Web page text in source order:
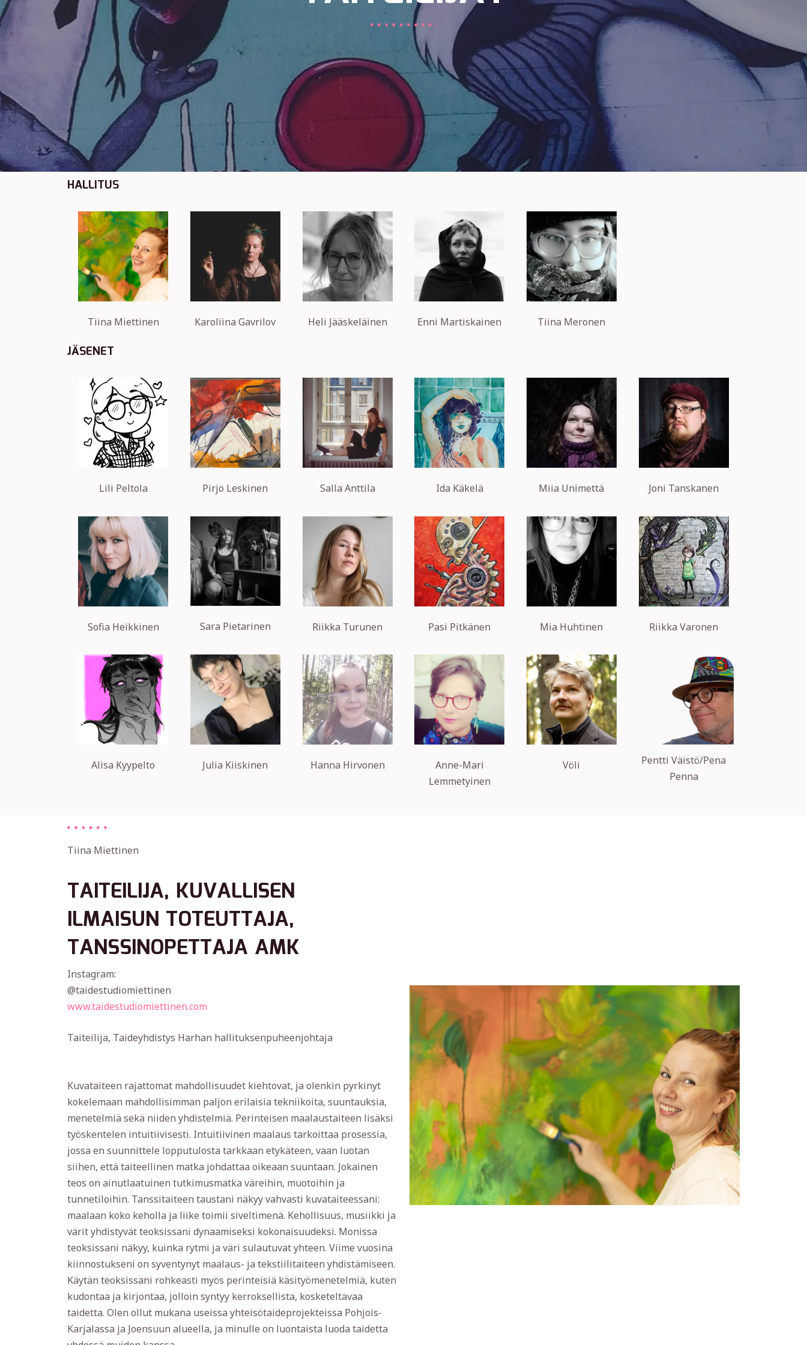
HALLITUS
Tiina Miettinen Karoliina Gavrilov Heli Jääskeläinen Enni Martiskainen Tiina Meronen
JÄSENET
Lili Peltola Pirjo Leskinen Salla Anttila Ida Käkelä Miia Unimettä Joni Tanskanen
Sofia Heikkinen Sara Pietarinen Riikka Turunen Pasi Pitkänen Mia Huhtinen Riikka Varonen
Alisa Kyypelto Julia Kiiskinen Hanna Hirvonen
Anne-Mari
Lemmetyinen
Völi
Pentti Väistö/Pena
Penna
Tiina Miettinen
TAITEILIJA, KUVALLISEN
ILMAISUN TOTEUTTAJA,
TANSSINOPETTAJA AMK
Instagram:
@taidestudiomiettinen
www.taidestudiomiettinen.com
Taiteilija, Taideyhdistys Harhan hallituksenpuheenjohtaja
Kuvataiteen rajattomat mahdollisuudet kiehtovat, ja olenkin pyrkinyt
kokelemaan mahdollisimman paljon erilaisia tekniikoita, suuntauksia,
menetelmiä sekä niiden yhdistelmiä. Perinteisen maalaustaiteen lisäksi
työskentelen intuitiivisesti. Intuitiivinen maalaus tarkoittaa prosessia,
jossa en suunnittele lopputulosta tarkkaan etykäteen, vaan luotan
siihen, että taiteellinen matka johdattaa oikeaan suuntaan. Jokainen
teos on ainutlaatuinen tutkimusmatka väreihin, muotoihin ja
tunnetiloihin. Tanssitaiteen taustani näkyy vahvasti kuvataiteessani:
maalaan koko keholla ja liike toimii siveltimenä. Kehollisuus, musiikki ja
värit yhdistyvät teoksissani dynaamiseksi kokonaisuudeksi. Monissa
teoksissani näkyy, kuinka rytmi ja väri sulautuvat yhteen. Viime vuosina
kiinnostukseni on syventynyt maalaus- ja tekstiilitaiteen yhdistämiseen.
Käytän teoksissani rohkeasti myös perinteisiä käsityömenetelmiä, kuten
kudontaa ja kirjontaa, jolloin syntyy kerroksellista, kosketeltavaa
taidetta. Olen ollut mukana useissa yhteisötaideprojekteissa Pohjois-
Karjalassa ja Joensuun alueella, ja minulle on luontaista luoda taidetta